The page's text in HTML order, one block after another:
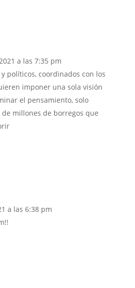
a las 7:35 pm
políticos, coordinados con los
imponer una sola visión
el pensamiento, solo
millones de borregos que
a las 6:38 pm